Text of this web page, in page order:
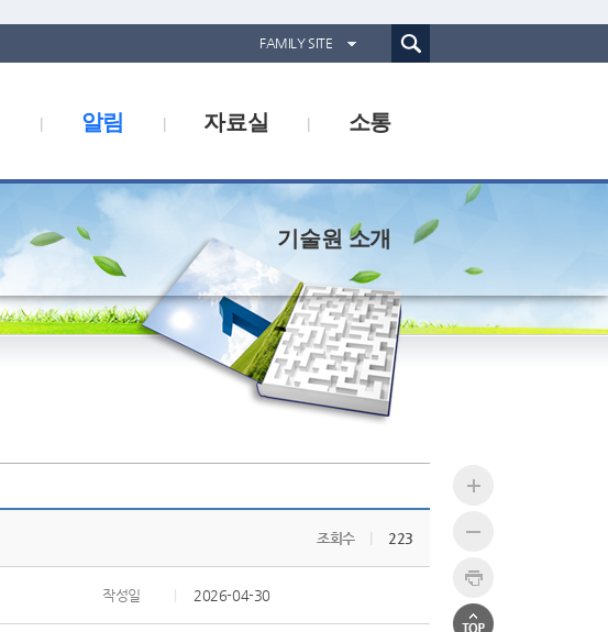
FAMILY SITE
경기도동물위생시험소
경기해양수산자원연구소
통합검색(웹)
소통
자료실
알림
기술원 소개
조회수 223
작성일 2026-04-30